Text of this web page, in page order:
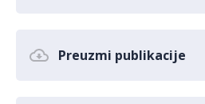
Preuzmi publikacije